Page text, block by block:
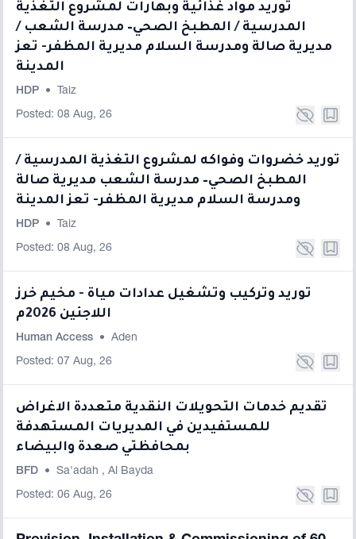
توريد مواد غذائية وبهارات لمشروع التغذية
المدرسية / المطبخ الصحي– مدرسة الشعب /
مديرية صالة ومدرسة السلام مديرية المظفر- تعز
المدينة
HDP • Taiz
Posted: 08 Aug, 26
توريد خضروات وفواكه لمشروع التغذية المدرسية /
المطبخ الصحي– مدرسة الشعب مديرية صالة
ومدرسة السلام مديرية المظفر- تعز المدينة
HDP • Taiz
Posted: 08 Aug, 26
توريد وتركيب وتشغيل عدادات مياة - مخيم خرز
اللاجئين 2026م
Human Access • Aden
Posted: 07 Aug, 26
تقديم خدمات التحويلات النقدية متعددة الاغراض
للمستفيدين في المديريات المستهدفة
بمحافظتي صعدة والبيضاء
BFD • Sa'adah , Al Bayda
Posted: 06 Aug, 26